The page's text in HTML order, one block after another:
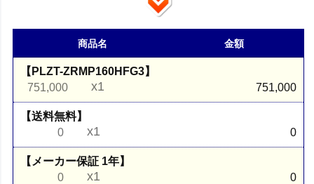
商品名 金額
【PLZT-ZRMP160HFG3】
751,000
x1 751,000
【送料無料】
0
x1 0
【メーカー保証 1年】
0
x1 0